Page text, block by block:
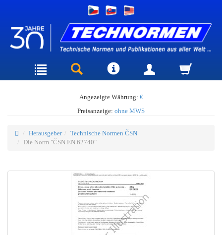
Angezeigte Währung: €
Preisanzeige: ohne MWS
Herausgeber
Technische Normen ČSN
Die Norm "ČSN EN 62740"